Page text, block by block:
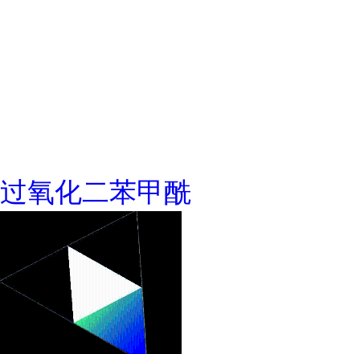
过氧化二苯甲酰